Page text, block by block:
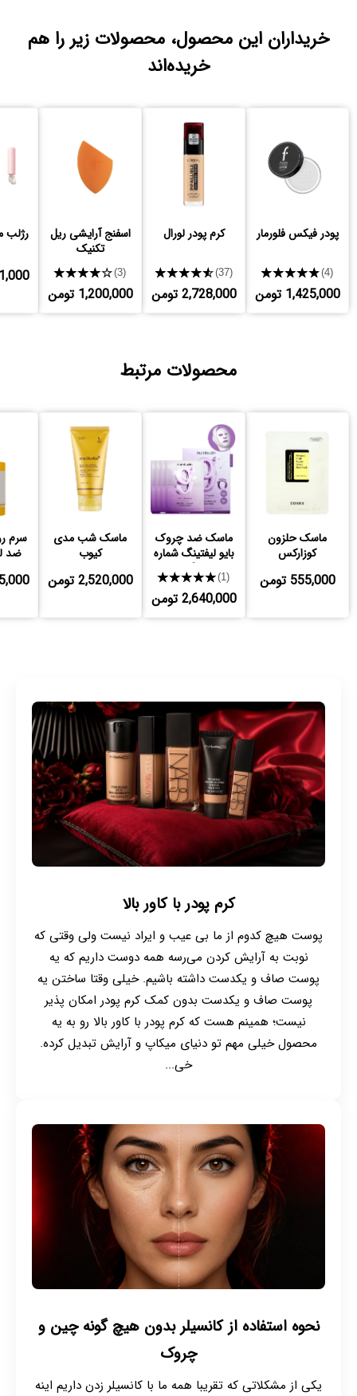
خریداران این محصول، محصولات زیر را هم
خریده‌اند
پودر فیکس فلورمار
★★★★★(4)
1,425,000 تومن
کرم پودر لورال
★★★★★(37)
2,728,000 تومن
اسفنج آرایشی ریل
تکنیک
★★★★★(3)
1,200,000 تومن
رژلب
محصولات مرتبط
ماسک حلزون
کوزارکس
555,000 تومن
ماسک ضد چروک
بایو لیفتینگ شماره
9
★★★★★(1)
2,640,000 تومن
ماسک شب مدی
کیوب
2,520,000 تومن
سرم
ضد
کرم پودر با کاور بالا
پوست هیچ کدوم از ما بی عیب و ایراد نیست ولی وقتی که
نوبت به آرایش کردن می‌رسه همه دوست داریم که یه
پوست صاف و یکدست داشته باشیم. خیلی وقتا ساختن یه
پوست صاف و یکدست بدون کمک کرم پودر امکان پذیر
نیست؛ همینم هست که کرم پودر با کاور بالا رو به یه
محصول خیلی مهم تو دنیای میکاپ و آرایش تبدیل کرده.
خی...
نحوه استفاده از کانسیلر بدون هیچ گونه چین و
چروک
یکی از مشکلاتی که تقریبا همه ما با کانسیلر زدن داریم اینه